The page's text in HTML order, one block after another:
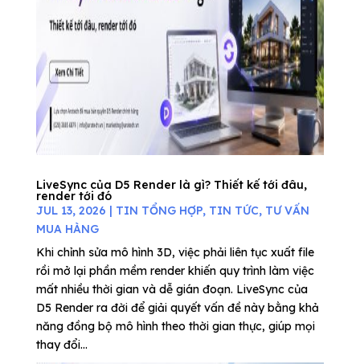
LiveSync của D5 Render là gì? Thiết kế tới đâu,
render tới đó
JUL 13, 2026 | TIN TỔNG HỢP, TIN TỨC, TƯ VẤN
MUA HÀNG
Khi chỉnh sửa mô hình 3D, việc phải liên tục xuất file
rồi mở lại phần mềm render khiến quy trình làm việc
mất nhiều thời gian và dễ gián đoạn. LiveSync của
D5 Render ra đời để giải quyết vấn đề này bằng khả
năng đồng bộ mô hình theo thời gian thực, giúp mọi
thay đổi...